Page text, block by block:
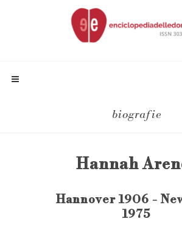
biografie
Hannah
Hannover 1906 -
1975